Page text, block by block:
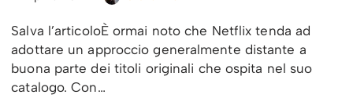
Salva l’articoloÈ ormai noto che Netflix tenda ad
adottare un approccio generalmente distante a
buona parte dei titoli originali che ospita nel suo
catalogo. Con…